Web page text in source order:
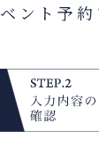
ント予約